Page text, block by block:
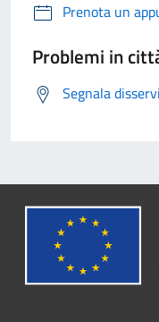
Prenota un
Problemi in
Segnala